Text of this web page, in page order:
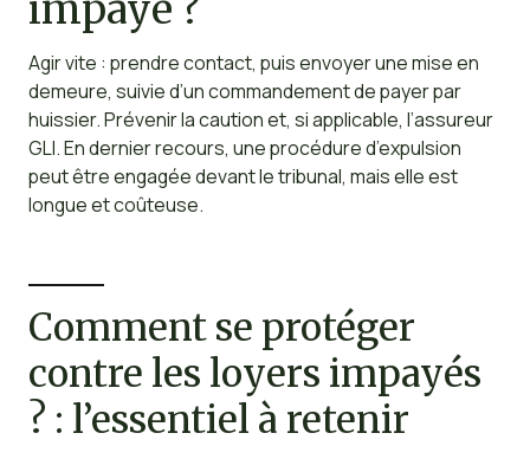
Agir vite : prendre contact, puis envoyer une mise en
demeure, suivie d’un commandement de payer par
huissier. Prévenir la caution et, si applicable, l’assureur
GLI. En dernier recours, une procédure d’expulsion
peut être engagée devant le tribunal, mais elle est
longue et coûteuse.
Comment se protéger
contre les loyers impayés
? : l’essentiel à retenir